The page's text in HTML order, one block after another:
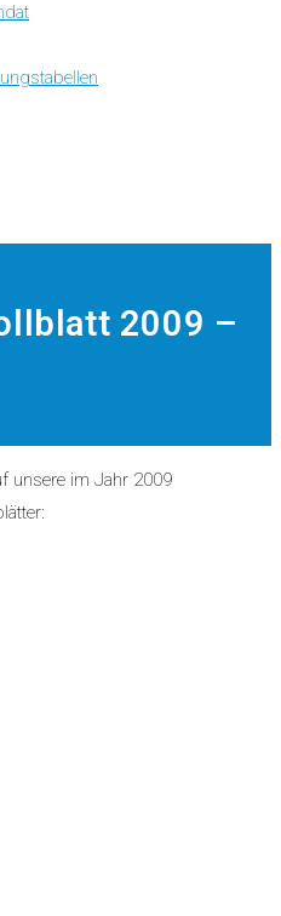
2009 –
unsere im Jahr 2009